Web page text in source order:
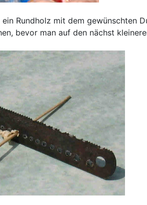
Rundholz mit dem gewünschten
bevor man auf den nächst